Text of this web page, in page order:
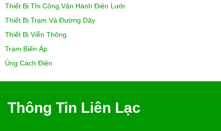
Thiết Bị Thi Công Vận Hành Điện Lưới
Thiết Bị Trạm Và Đường Dây
Thiết Bị Viễn Thông
Trạm Biến Áp
Ủng Cách Điện
Thông Tin Liên Lạc